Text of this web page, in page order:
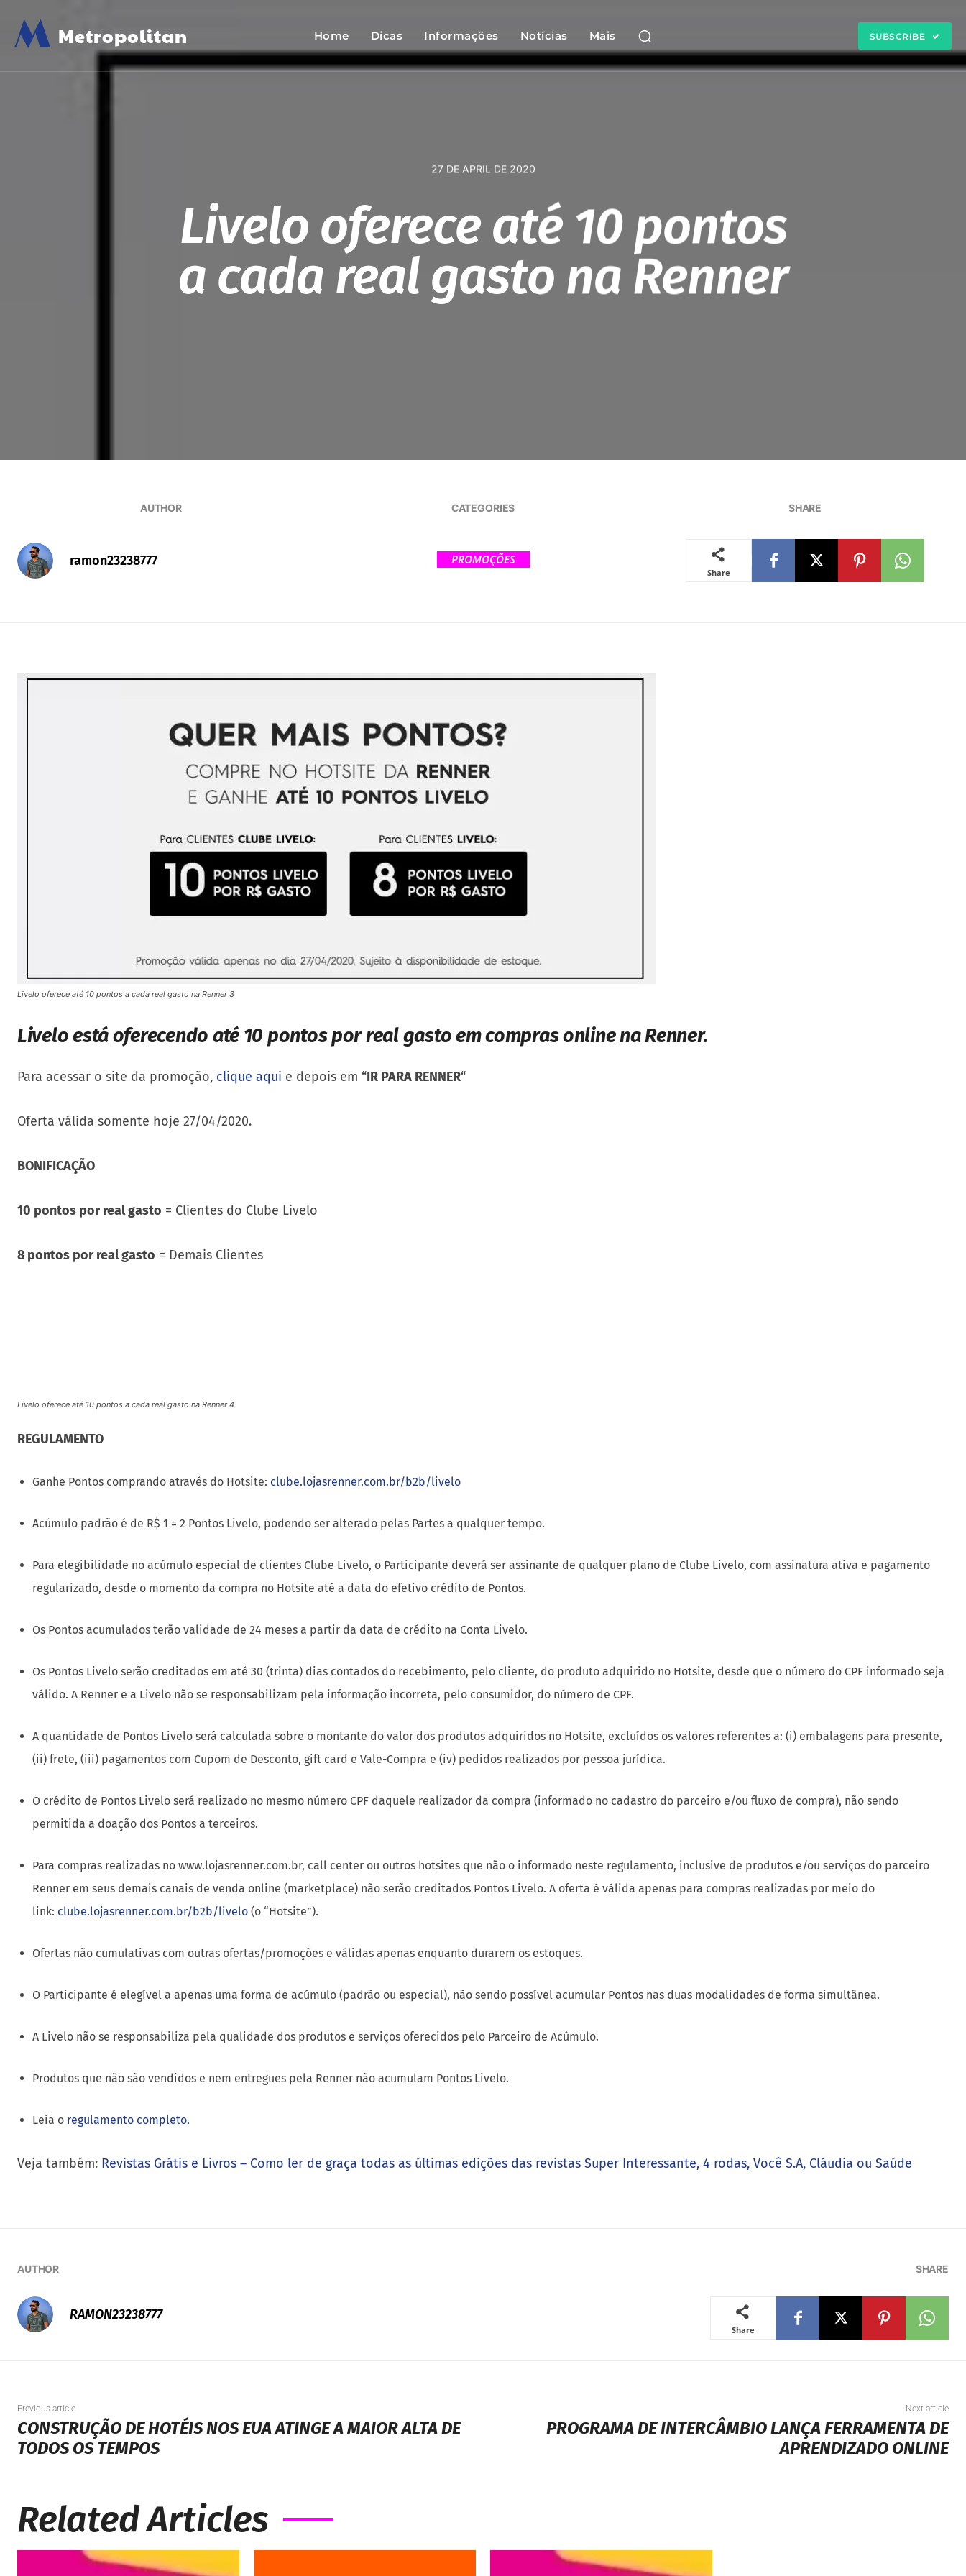
M Metropolitan Home Dicas Informações Notícias Mais SUBSCRIBE
27 DE APRIL DE 2020
Livelo oferece até 10 pontos
a cada real gasto na Renner
AUTHOR
ramon23238777
CATEGORIES
PROMOÇÕES
SHARE
Share
Livelo oferece até 10 pontos a cada real gasto na Renner 3
Livelo está oferecendo até 10 pontos por real gasto em compras online na Renner.
Para acessar o site da promoção, clique aqui e depois em “IR PARA RENNER“
Oferta válida somente hoje 27/04/2020.
BONIFICAÇÃO
10 pontos por real gasto = Clientes do Clube Livelo
8 pontos por real gasto = Demais Clientes
Ganhe Pontos comprando através do Hotsite:
Acúmulo padrão é de R$ 1 = 2 Pontos Livelo, podendo ser alterado pelas Partes a qualquer tempo.
Para elegibilidade no acúmulo especial de clientes Clube Livelo, o Participante deverá ser assinante de qualquer plano de Clube Livelo, com assinatura ativa e pagamento
Os Pontos Livelo serão creditados em até 30 (trinta) dias contados do recebimento, pelo cliente, do produto adquirido no Hotsite, desde que o número do CPF informado seja
(ii) frete, (iii) pagamentos com Cupom de Desconto, gift card e Vale-Compra e (iv) pedidos realizados por pessoa jurídica.
permitida a doação dos Pontos a terceiros.
Renner em seus demais canais de venda online (marketplace) não serão creditados Pontos Livelo. A oferta é válida apenas para compras realizadas por meio do
link:clube.lojasrenner.com.br/b2b/livelo(o “Hotsite”).
Ofertas não cumulativas com outras ofertas/promoções e válidas apenas enquanto durarem os estoques.
O Participante é elegível a apenas uma forma de acúmulo (padrão ou especial), não sendo possível acumular Pontos nas duas modalidades de forma simultânea.
A Livelo não se responsabiliza pela qualidade dos produtos e serviços oferecidos pelo Parceiro de Acúmulo.
Produtos que não são vendidos e nem entregues pela Renner não acumulam Pontos Livelo.
Leia oregulamento completo.
Veja também: Revistas Grátis e Livros – Como ler de graça todas as últimas edições das revistas Super Interessante, 4 rodas, Você S.A, Cláudia ou Saúde
Previous article Next article
PROGRAMA DE INTERCÂMBIO LANÇA FERRAMENTA DE
Related Articles